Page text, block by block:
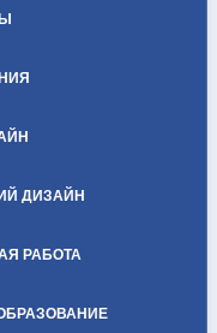
ДИЗАЙН
РАБОТА